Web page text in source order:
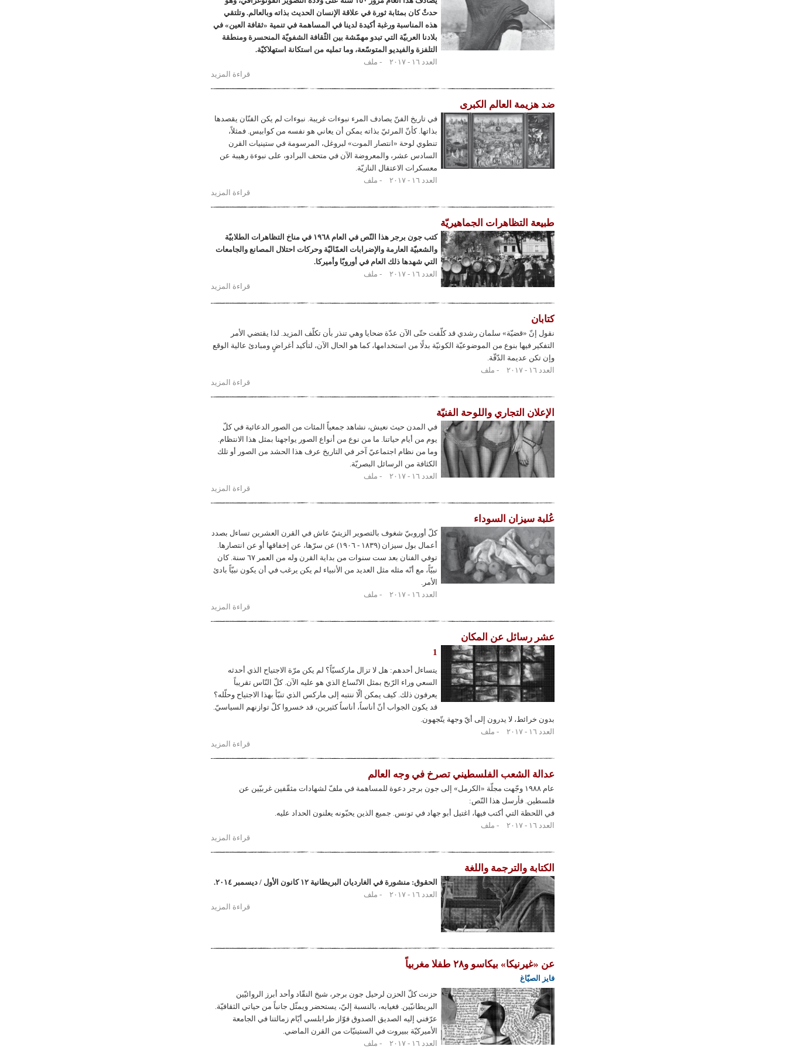
حدثٌ كان بمثابة ثورة في علاقة الإنسان الحديث بذاته وبالعالم. وتلتقي
هذه المناسبة ورغبة أكيدة لدينا في المساهمة في تنمية «ثقافة العين» في
بلادنا العربيّة التي تبدو مهمّشة بين الثّقافة الشفويّة المنحسرة ومنطقة
التلفزة والفيديو المتوسّعة، وما تمليه من استكانة استهلاكيّة.
العدد ١٦ - ٢٠١٧
ملف
قراءة المزيد
ضد هزيمة العالم الكبرى
في تاريخ الفنّ يصادف المرء نبوءات غريبة. نبوءات لم يكن الفنّان يقصدها
بذاتها. كأنّ المرئيّ بذاته يمكن أن يعاني هو نفسه من كوابيس. فمثلاً،
تنطوي لوحة «انتصار الموت» لبروغل، المرسومة في ستينيات القرن
السادس عشر، والمعروضة الآن في متحف البرادو، على نبوءة رهيبة عن
معسكرات الاعتقال النازيّة.
العدد ١٦ - ٢٠١٧
ملف
قراءة المزيد
طبيعة التظاهرات الجماهيريّة
كتب جون برجر هذا النّص في العام ١٩٦٨ في مناخ التظاهرات الطلابيّة
والشعبيّة العارمة والإضرابات العمّاليّة وحركات احتلال المصانع والجامعات
التي شهدها ذلك العام في أوروبّا وأميركا.
العدد ١٦ - ٢٠١٧
ملف
قراءة المزيد
كتابان
نقول إنّ «قضيّة» سلمان رشدي قد كلّفت حتّى الآن عدّة ضحايا وهي تنذر بأن تكلّف المزيد. لذا يقتضي الأمر
التفكير فيها بنوع من الموضوعيّة الكونيّة بدلًا من استخدامها، كما هو الحال الآن، لتأكيد أغراضٍ ومبادئ عالية الوقع
وإن تكن عديمة الدّقّة.
العدد ١٦ - ٢٠١٧
ملف
قراءة المزيد
الإعلان التجاري واللوحة الفنيّة
في المدن حيث نعيش، نشاهد جمعياً المئات من الصور الدعائية في كلّ
يوم من أيام حياتنا. ما من نوع من أنواع الصور يواجهنا بمثل هذا الانتظام.
وما من نظام اجتماعيّ آخر في التاريخ عرف هذا الحشد من الصور أو تلك
الكثافة من الرسائل البصريّة.
العدد ١٦ - ٢٠١٧
ملف
قراءة المزيد
عُلبة سيزان السوداء
كلّ أوروبيّ شغوف بالتصوير الزيتيّ عاش في القرن العشرين تساءل بصدد
أعمال بول سيزان (١٨٣٩ - ١٩٠٦) عن سرّها، عن إخفاقها أو عن انتصارها.
توفي الفنان بعد ست سنوات من بداية القرن وله من العمر ٦٧ سنة. كان
نبيّاً، مع أنّه مثله مثل العديد من الأنبياء لم يكن يرغب في أن يكون نبيّاً بادئ
الأمر.
العدد ١٦ - ٢٠١٧
ملف
قراءة المزيد
عشر رسائل عن المكان
1
يتساءل أحدهم: هل لا تزال ماركسيّاً؟ لم يكن مرّة الاجتياح الذي أحدثه
السعي وراء الرّبح بمثل الاتّساع الذي هو عليه الآن. كلّ النّاس تقريباً
يعرفون ذلك. كيف يمكن ألّا ننتبه إلى ماركس الذي تنبّأ بهذا الاجتياح وحلّله؟
قد يكون الجواب أنّ أناساً، أناساً كثيرين، قد خسروا كلّ توازنهم السياسيّ.
بدون خرائط، لا يدرون إلى أيّ وجهة يتّجهون.
العدد ١٦ - ٢٠١٧
ملف
قراءة المزيد
عدالة الشعب الفلسطيني تصرخ في وجه العالم
عام ١٩٨٨ وجّهت مجلّة «الكرمل» إلى جون برجر دعوة للمساهمة في ملفّ لشهادات مثقّفين غربيّين عن
فلسطين. فأرسل هذا النّص:
في اللحظة التي أكتب فيها، اغتيل أبو جهاد في تونس. جميع الذين يحبّونه يعلنون الحداد عليه.
العدد ١٦ - ٢٠١٧
ملف
قراءة المزيد
الكتابة والترجمة واللغة
الحقوق: منشورة في الغارديان البريطانية ١٢ كانون الأول / ديسمبر ٢٠١٤.
العدد ١٦ - ٢٠١٧
ملف
قراءة المزيد
عن «غيرنيكا» بيكاسو و٢٨ طفلا مغربياً
فايز الصيّاغ
حزنت كلّ الحزن لرحيل جون برجر، شيخ النقّاد وأحد أبرز الروائيّين
البريطانيّين. فغيابه، بالنسبة إليّ، يستحضر ويمثّل جانباً من حياتي الثقافيّة.
عرّفني إليه الصديق الصدوق فوّاز طرابلسي أيّام زمالتنا في الجامعة
الأميركيّة ببيروت في الستينيّات من القرن الماضي.
العدد ١٦ - ٢٠١٧
ملف